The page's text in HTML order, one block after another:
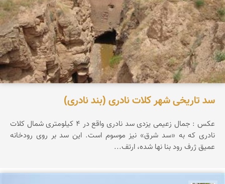
سد تاریخی شهر کلات نادری (بند نادری)
عکس : جمال زعیمی یزدی سد نادری واقع در 4 كیلومتری شمال كلات
نادری كه به «سد شرق» نیز موسوم است. این سد بر روی رودخانه
عمیق ژرف رود بنا نها شده، ارتف...